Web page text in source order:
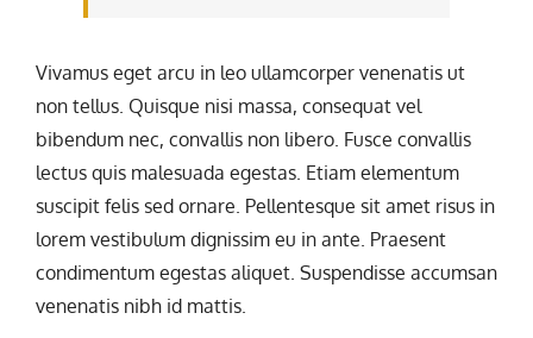
Vivamus eget arcu in leo ullamcorper venenatis ut
non tellus. Quisque nisi massa, consequat vel
bibendum nec, convallis non libero. Fusce convallis
lectus quis malesuada egestas. Etiam elementum
suscipit felis sed ornare. Pellentesque sit amet risus in
lorem vestibulum dignissim eu in ante. Praesent
condimentum egestas aliquet. Suspendisse accumsan
venenatis nibh id mattis.